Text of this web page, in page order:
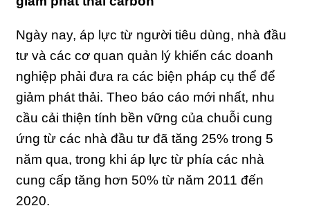
Ngày nay, áp lực từ người tiêu dùng, nhà đầu
tư và các cơ quan quản lý khiến các doanh
nghiệp phải đưa ra các biện pháp cụ thể để
giảm phát thải. Theo báo cáo mới nhất, nhu
cầu cải thiện tính bền vững của chuỗi cung
ứng từ các nhà đầu tư đã tăng 25% trong 5
năm qua, trong khi áp lực từ phía các nhà
cung cấp tăng hơn 50% từ năm 2011 đến
2020.